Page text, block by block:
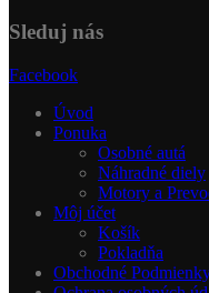
Sleduj nás
Facebook
Úvod
Ponuka
Osobné autá
Náhradné diely
Motory a
Môj účet
Košík
Pokladňa
Obchodné